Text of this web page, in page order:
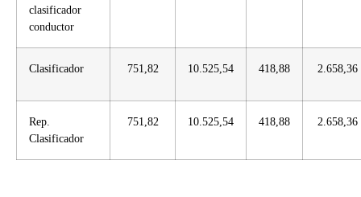
clasificador
conductor
Clasificador 751,82 10.525,54 418,88 2.658,36
Rep.
Clasificador
751,82 10.525,54 418,88 2.658,36